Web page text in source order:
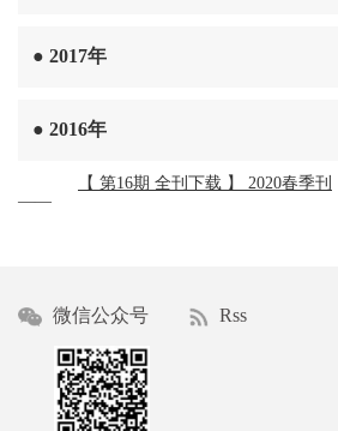
● 2017年
● 2016年
——
【 第16期 全刊下载 】 2020春季刊
微信公众号 Rss